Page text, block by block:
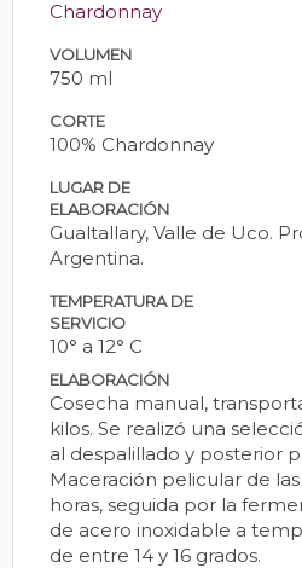
Chardonnay
VOLUMEN
750 ml
CORTE
100% Chardonnay
LUGAR DE
ELABORACIÓN
Gualtallary, Valle de Uco.
Argentina.
TEMPERATURA DE
SERVICIO
10° a 12° C
ELABORACIÓN
Cosecha manual,
kilos. Se realizó una
al despalillado y posterior
Maceración pelicular de
horas, seguida por la
de acero inoxidable a
de entre 14 y 16 grados.